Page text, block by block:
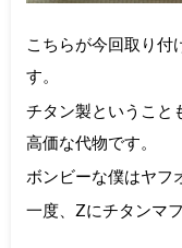
こちらが今回取り付
す。
チタン製ということ
高価な代物です。
ボンビーな僕はヤフ
一度、Zにチタンマ